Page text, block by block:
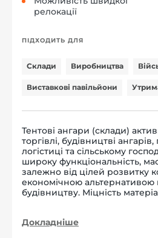
релокації
ПІДХОДИТЬ ДЛЯ
Склади Виробництва
Виставкові павільйони
Тентові ангари (склади)
торгівлі, будівництві
логістиці та сільському
широку функціональність,
залежно від цілей розвитку
економічною альтернативою
будівництву. Міцність
Докладніше